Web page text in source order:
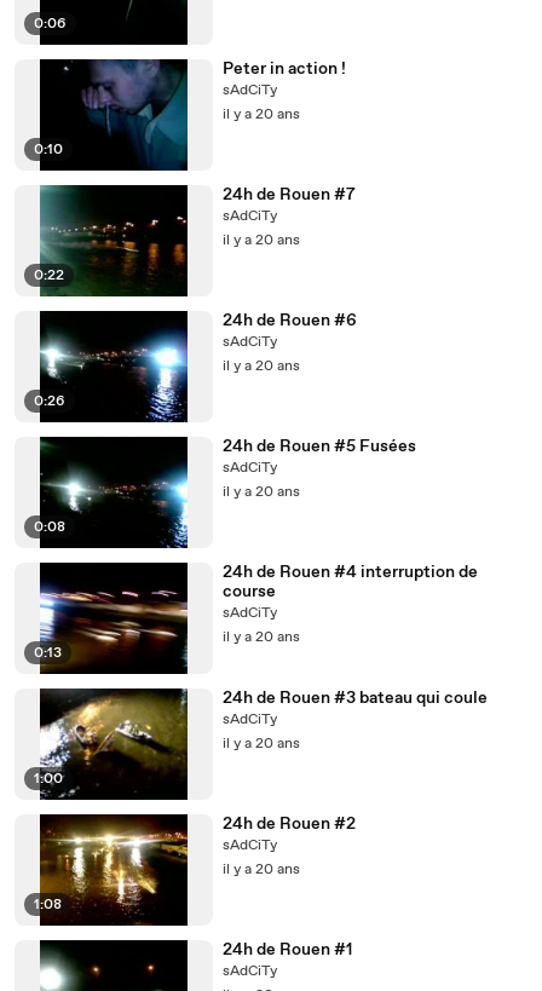
0:06
0:10
Peter in action !
sAdCiTy
il y a 20 ans
0:22
24h de Rouen #7
sAdCiTy
il y a 20 ans
0:26
24h de Rouen #6
sAdCiTy
il y a 20 ans
0:08
24h de Rouen #5 Fusées
sAdCiTy
il y a 20 ans
0:13
24h de Rouen #4 interruption de
course
sAdCiTy
il y a 20 ans
1:00
24h de Rouen #3 bateau qui coule
sAdCiTy
il y a 20 ans
1:08
24h de Rouen #2
sAdCiTy
il y a 20 ans
24h de Rouen #1
sAdCiTy